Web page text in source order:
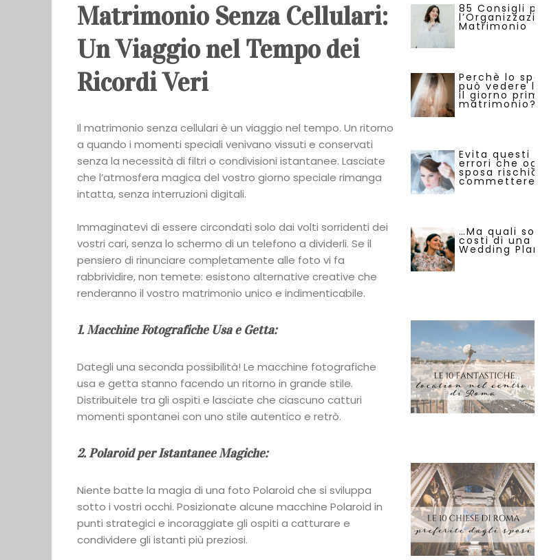
Matrimonio Senza Cellulari:
Un Viaggio nel Tempo dei
Ricordi Veri
Il matrimonio senza cellulari è un viaggio nel tempo. Un ritorno
a quando i momenti speciali venivano vissuti e conservati
senza la necessità di filtri o condivisioni istantanee. Lasciate
che l’atmosfera magica del vostro giorno speciale rimanga
intatta, senza interruzioni digitali.
Immaginatevi di essere circondati solo dai volti sorridenti dei
vostri cari, senza lo schermo di un telefono a dividerli. Se il
pensiero di rinunciare completamente alle foto vi fa
rabbrividire, non temete: esistono alternative creative che
renderanno il vostro matrimonio unico e indimenticabile.
1. Macchine Fotografiche Usa e Getta:
Dategli una seconda possibilità! Le macchine fotografiche
usa e getta stanno facendo un ritorno in grande stile.
Distribuitele tra gli ospiti e lasciate che ciascuno catturi
momenti spontanei con uno stile autentico e retrò.
2. Polaroid per Istantanee Magiche:
Niente batte la magia di una foto Polaroid che si sviluppa
sotto i vostri occhi. Posizionate alcune macchine Polaroid in
punti strategici e incoraggiate gli ospiti a catturare e
condividere gli istanti più preziosi.
85 Consigli per
Matrimonio
Perchè lo sposo
può vedere la
il giorno prima
matrimonio?
Evita questi 29
errori che ogni
sposa rischia di
commettere.
…Ma quali sono i
costi di una
Wedding